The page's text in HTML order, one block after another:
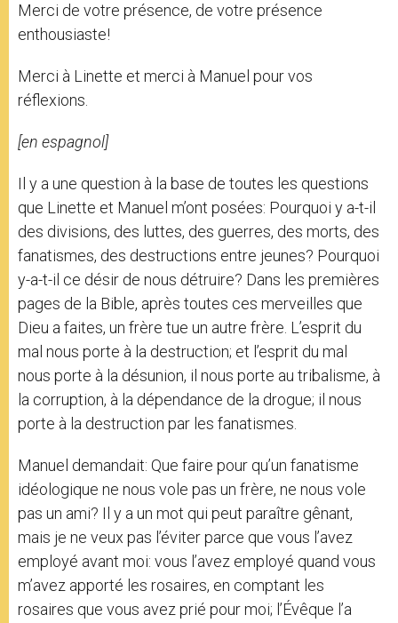
Merci de votre présence, de votre présence
enthousiaste!
Merci à Linette et merci à Manuel pour vos
réflexions.
[en espagnol]
Il y a une question à la base de toutes les questions
que Linette et Manuel m’ont posées: Pourquoi y a-t-il
des divisions, des luttes, des guerres, des morts, des
fanatismes, des destructions entre jeunes? Pourquoi
y-a-t-il ce désir de nous détruire? Dans les premières
pages de la Bible, après toutes ces merveilles que
Dieu a faites, un frère tue un autre frère. L’esprit du
mal nous porte à la destruction; et l’esprit du mal
nous porte à la désunion, il nous porte au tribalisme, à
la corruption, à la dépendance de la drogue; il nous
porte à la destruction par les fanatismes.
Manuel demandait: Que faire pour qu’un fanatisme
idéologique ne nous vole pas un frère, ne nous vole
pas un ami? Il y a un mot qui peut paraître gênant,
mais je ne veux pas l’éviter parce que vous l’avez
employé avant moi: vous l’avez employé quand vous
m’avez apporté les rosaires, en comptant les
rosaires que vous avez prié pour moi; l’Évêque l’a